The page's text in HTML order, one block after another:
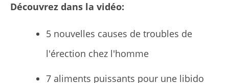
Découvrez dans la vidéo:
5 nouvelles causes de troubles de
l'érection chez l'homme
7 aliments puissants pour une libido